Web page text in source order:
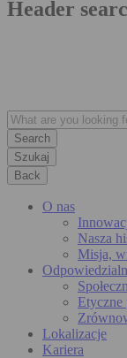
Header
Szukaj
Back
O nas
Nasza
Misja,
Etyczne
Lokalizacje
Kariera